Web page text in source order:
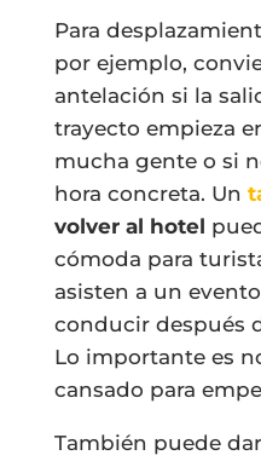
Para
por ejemplo,
antelación si la
trayecto empieza
mucha gente o si
hora concreta. Un
volver al hotel
cómoda para
asisten a un
conducir después
Lo importante es
cansado para
También puede